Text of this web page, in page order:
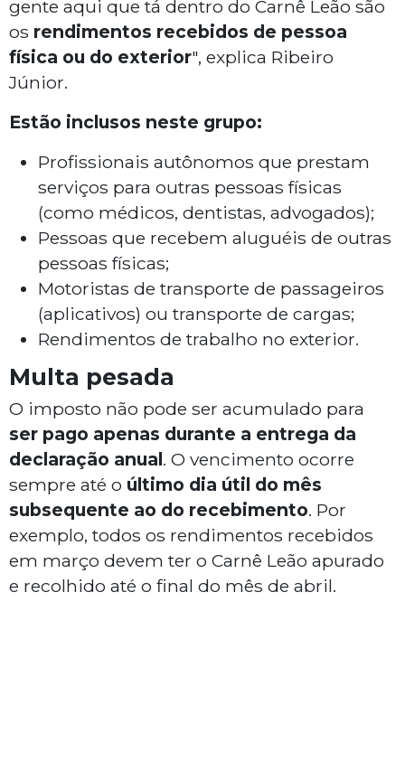
gente aqui que tá dentro do Carnê Leão são
os rendimentos recebidos de pessoa
física ou do exterior", explica Ribeiro
Júnior.
Estão inclusos neste grupo:
Profissionais autônomos que prestam
serviços para outras pessoas físicas
(como médicos, dentistas, advogados);
Pessoas que recebem aluguéis de outras
pessoas físicas;
Motoristas de transporte de passageiros
(aplicativos) ou transporte de cargas;
Rendimentos de trabalho no exterior.
Multa pesada
O imposto não pode ser acumulado para
ser pago apenas durante a entrega da
declaração anual. O vencimento ocorre
sempre até o último dia útil do mês
subsequente ao do recebimento. Por
exemplo, todos os rendimentos recebidos
em março devem ter o Carnê Leão apurado
e recolhido até o final do mês de abril.